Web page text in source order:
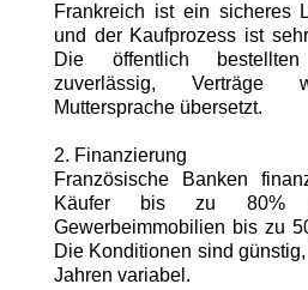
Frankreich ist ein sicheres
und der Kaufprozess ist
Die öffentlich
zuverlässig,
Muttersprache übersetzt.
2. Finanzierung
Französische Banken
Käufer bis zu 80%
Gewerbeimmobilien bis zu
Die Konditionen sind
Jahren variabel.